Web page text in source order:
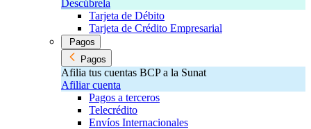
Descúbrela
Tarjeta de Débito
Tarjeta de Crédito Empresarial
Pagos
Pagos
Afilia tus cuentas BCP a la Sunat
Afiliar cuenta
Pagos a terceros
Telecrédito
Envíos Internacionales